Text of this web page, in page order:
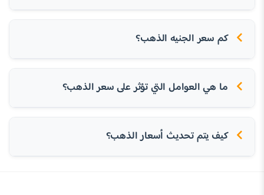
كم سعر الجنيه الذهب؟
ما هي العوامل التي تؤثر على سعر الذهب؟
كيف يتم تحديث أسعار الذهب؟